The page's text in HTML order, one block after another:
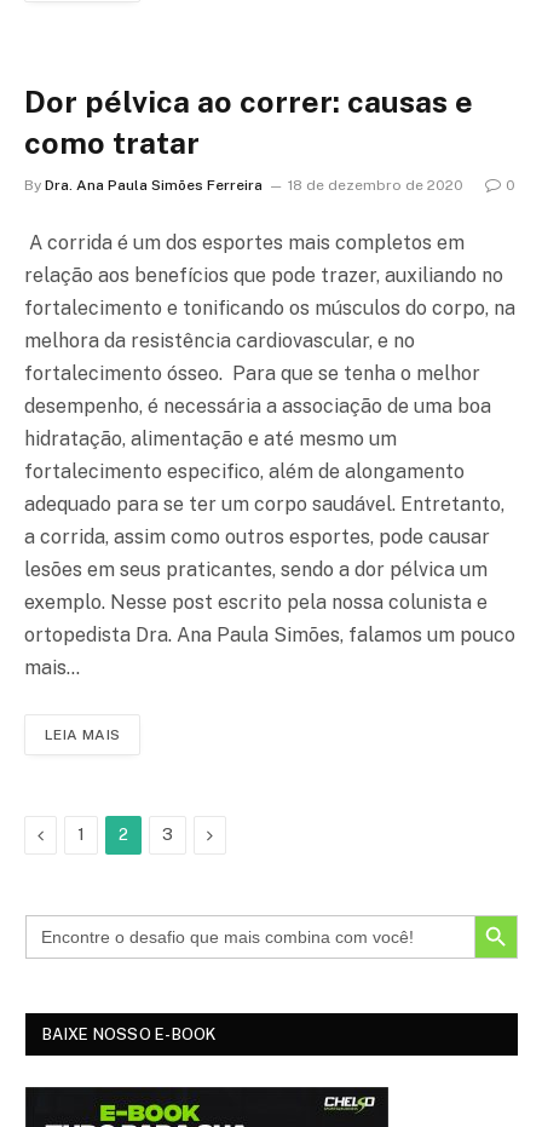
Dor pélvica ao correr: causas e
como tratar
By Dra. Ana Paula Simões Ferreira 18 de dezembro de 2020 0
A corrida é um dos esportes mais completos em
relação aos benefícios que pode trazer, auxiliando no
fortalecimento e tonificando os músculos do corpo, na
melhora da resistência cardiovascular, e no
fortalecimento ósseo. Para que se tenha o melhor
desempenho, é necessária a associação de uma boa
hidratação, alimentação e até mesmo um
fortalecimento especifico, além de alongamento
adequado para se ter um corpo saudável. Entretanto,
a corrida, assim como outros esportes, pode causar
lesões em seus praticantes, sendo a dor pélvica um
exemplo. Nesse post escrito pela nossa colunista e
ortopedista Dra. Ana Paula Simões, falamos um pouco
mais…
LEIA MAIS
Voltar1 2 3 Próximo
SEARCH BUTTON
BAIXE NOSSO E-BOOK